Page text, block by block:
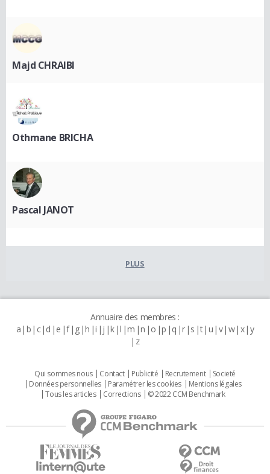
Majd CHRAIBI
Othmane BRICHA
Pascal JANOT
PLUS
Annuaire des membres :
a b c d e f g h i j k l m n o p q r s t u v w x y
z
Qui sommes nous Contact Publicité Recrutement
Societé
Données personnelles
Paramétrer les cookies
Mentions légales
Tous les articles
Corrections © 2022 CCM Benchmark